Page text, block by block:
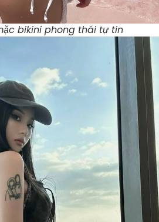
bikini phong thái tự tin